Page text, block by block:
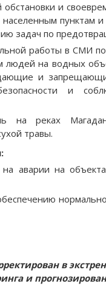
обстановки и
пунктам
задач по
работы в СМИ
людей на водных
и
и
на реках
травы.
аварии на
в
и